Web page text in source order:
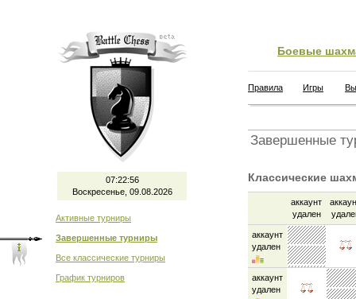
07:22:56
Воскресенье, 09.08.2026
Активные турниры
Завершенные турниры
Все классические турниры
График турниров
Боевые
Правила Игры
Завершенные
Классические
аккаунт
удален
аккаунт
удален
аккаунт
удален